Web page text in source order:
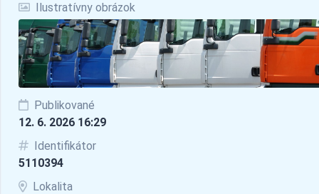
Ilustratívny obrázok
Publikované
12. 6. 2026 16:29
Identifikátor
5110394
Lokalita